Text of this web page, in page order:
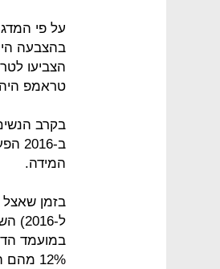
טראמפ היה זעום – 49% מהגברים
המידה.
12%